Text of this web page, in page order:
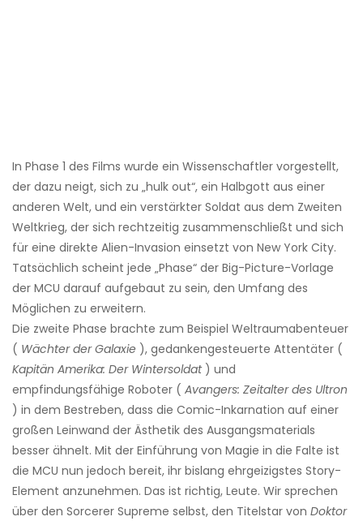
In Phase 1 des Films wurde ein Wissenschaftler vorgestellt,
der dazu neigt, sich zu „hulk out“, ein Halbgott aus einer
anderen Welt, und ein verstärkter Soldat aus dem Zweiten
Weltkrieg, der sich rechtzeitig zusammenschließt und sich
für eine direkte Alien-Invasion einsetzt von New York City.
Tatsächlich scheint jede „Phase“ der Big-Picture-Vorlage
der MCU darauf aufgebaut zu sein, den Umfang des
Möglichen zu erweitern.
Die zweite Phase brachte zum Beispiel Weltraumabenteuer
( Wächter der Galaxie ), gedankengesteuerte Attentäter (
Kapitän Amerika: Der Wintersoldat) und
empfindungsfähige Roboter ( Avangers: Zeitalter des Ultron
) in dem Bestreben, dass die Comic-Inkarnation auf einer
großen Leinwand der Ästhetik des Ausgangsmaterials
besser ähnelt. Mit der Einführung von Magie in die Falte ist
die MCU nun jedoch bereit, ihr bislang ehrgeizigstes Story-
Element anzunehmen. Das ist richtig, Leute. Wir sprechen
über den Sorcerer Supreme selbst, den Titelstar von Doktor